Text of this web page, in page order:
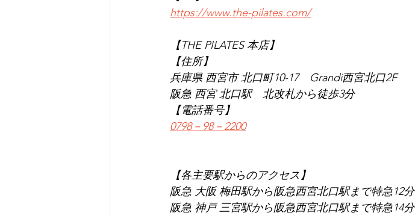
https://www.the-pilates.com/
【THE PILATES 本店】
【住所】
兵庫県 西宮市 北口町10-17　Grandi西宮北口2F
阪急 西宮 北口駅　北改札から徒歩3分
【電話番号】
0798－98－2200
【各主要駅からのアクセス】
阪急 大阪 梅田駅から阪急西宮北口駅まで特急12分
阪急 神戸 三宮駅から阪急西宮北口駅まで特急14分